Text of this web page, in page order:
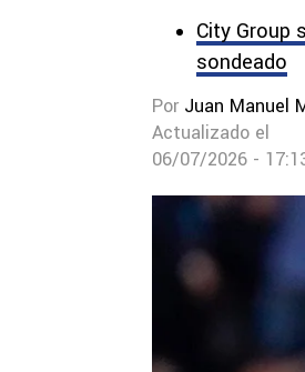
City Group
sondeado
Por Juan Manuel
Actualizado el
06/07/2026 -